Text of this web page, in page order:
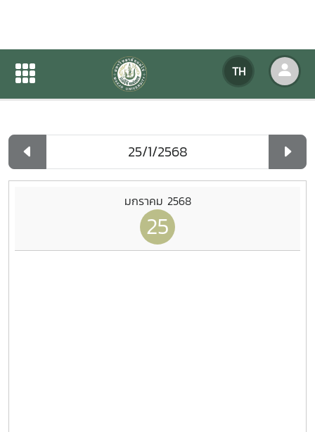
TH
ปฏิทินกิจกรรมของหน่วยงาน
ปฏิทินกิจกรรมของหน่วยงาน
มกราคม 2568
25